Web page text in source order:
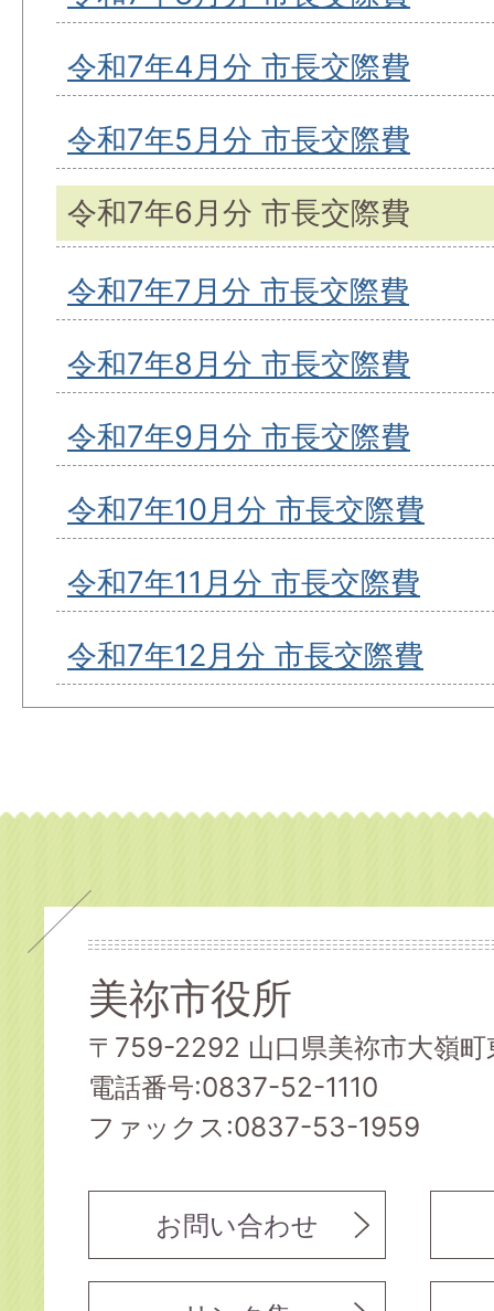
令和7年4月分 市長交際費
令和7年5月分 市長交際費
令和7年6月分 市長交際費
令和7年7月分 市長交際費
令和7年8月分 市長交際費
令和7年9月分 市長交際費
令和7年10月分 市長交際費
令和7年11月分 市長交際費
令和7年12月分 市長交際費
美祢市役所
〒759-2292 山口県美祢市大嶺
電話番号:0837-52-1110
ファックス:0837-53-1959
お問い合わせ